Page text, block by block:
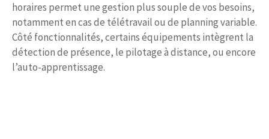
horaires permet une gestion plus souple de vos besoins,
notamment en cas de télétravail ou de planning variable.
Côté fonctionnalités, certains équipements intègrent la
détection de présence, le pilotage à distance, ou encore
l’auto-apprentissage.